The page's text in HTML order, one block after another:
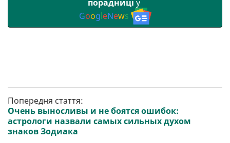
порадниці у
GoogleNews
Попередня стаття:
Очень выносливы и не боятся ошибок:
астрологи назвали самых сильных духом
знаков Зодиака